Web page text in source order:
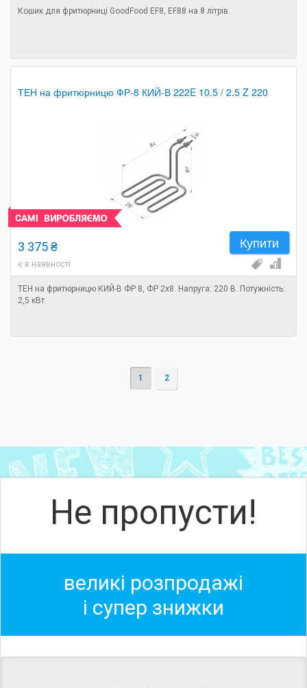
Кошик для фритюрниці GoodFood EF8, EF88 на 8 літрів.
ТЕН на фритюрницю ФР-8 КИЙ-В 222E 10.5 / 2.5 Z 220
Купити
3 375 ₴
є в наявності
ТЕН на фритюрницю КИЙ-В ФР 8, ФР 2х8. Напруга: 220 В. Потужність:
2,5 кВт.
1 2
Не пропусти!
великі розпродажі
і супер знижки